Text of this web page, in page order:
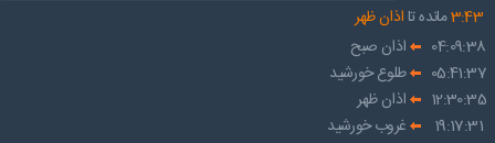
3:43 مانده تااذان ظهر
04:09:38
اذان صبح
05:41:37
طلوع خورشید
12:30:35
اذان ظهر
19:17:31
غروب خورشید